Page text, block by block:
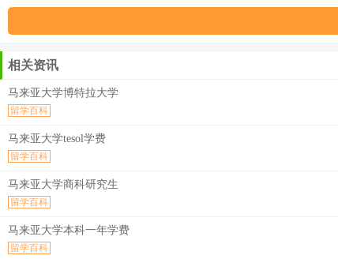
相关资讯
马来亚大学博特拉大学
留学百科
马来亚大学tesol学费
留学百科
马来亚大学商科研究生
留学百科
马来亚大学本科一年学费
留学百科